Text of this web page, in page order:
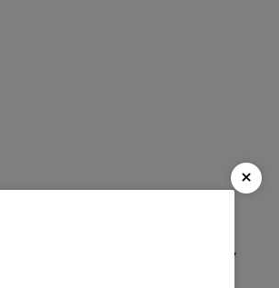
Mitra BMM di Pangkalan Bun Kecewa,
×